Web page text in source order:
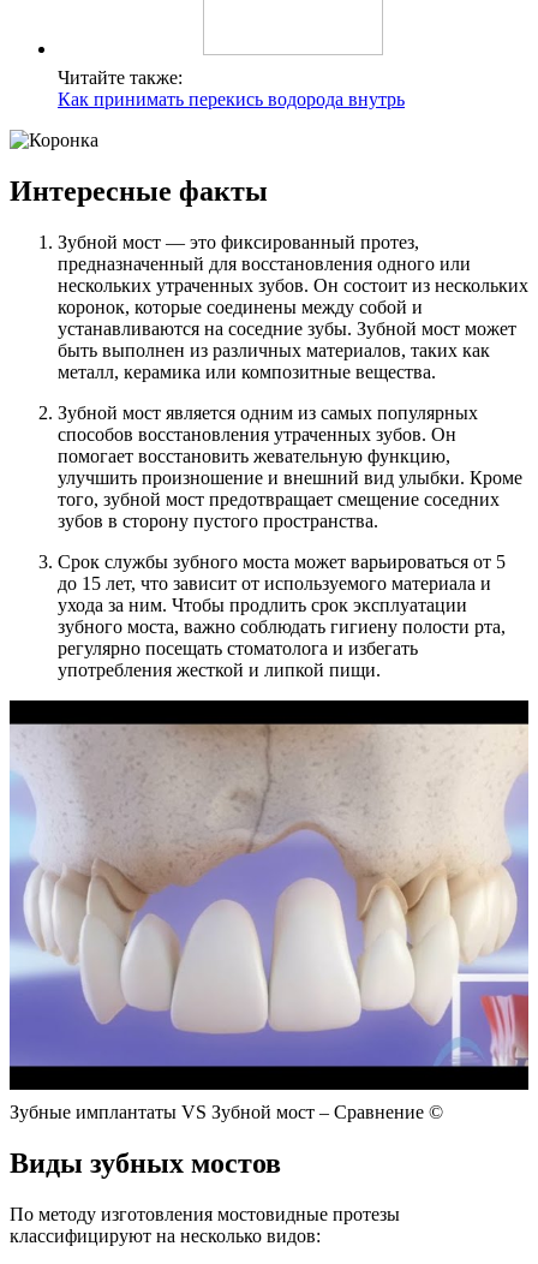
Читайте также:
Как принимать перекись водорода внутрь
Интересные факты
Зубной мост — это фиксированный протез,
предназначенный для восстановления одного или
нескольких утраченных зубов. Он состоит из нескольких
коронок, которые соединены между собой и
устанавливаются на соседние зубы. Зубной мост может
быть выполнен из различных материалов, таких как
металл, керамика или композитные вещества.
Зубной мост является одним из самых популярных
способов восстановления утраченных зубов. Он
помогает восстановить жевательную функцию,
улучшить произношение и внешний вид улыбки. Кроме
того, зубной мост предотвращает смещение соседних
зубов в сторону пустого пространства.
Срок службы зубного моста может варьироваться от 5
до 15 лет, что зависит от используемого материала и
ухода за ним. Чтобы продлить срок эксплуатации
зубного моста, важно соблюдать гигиену полости рта,
регулярно посещать стоматолога и избегать
употребления жесткой и липкой пищи.
Зубные имплантаты VS Зубной мост – Сравнение ©
Виды зубных мостов
По методу изготовления мостовидные протезы
классифицируют на несколько видов: